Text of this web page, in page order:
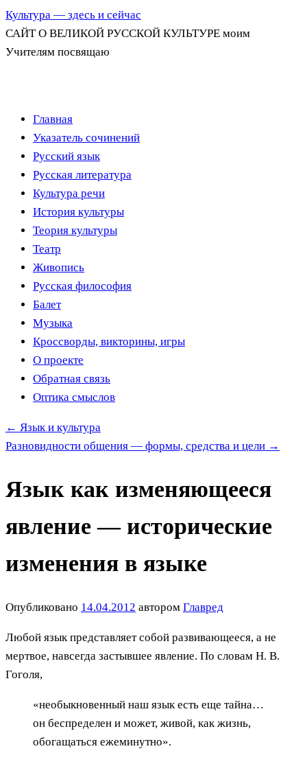
Культура — здесь и сейчас
САЙТ О ВЕЛИКОЙ РУССКОЙ КУЛЬТУРЕ моим
Учителям посвящаю
Перейти
содержимому
Главная
Указатель сочинений
Русский язык
Русская литература
Культура речи
История культуры
Теория культуры
Театр
Живопись
Русская философия
Балет
Музыка
Кроссворды, викторины, игры
О проекте
Обратная связь
Оптика смыслов
← Язык и культура
Разновидности общения — формы, средства и цели →
Язык как изменяющееся
явление — исторические
изменения в языке
Опубликовано 14.04.2012 автором Главред
Любой язык представляет собой развивающееся, а не
мертвое, навсегда застывшее явление. По словам Н. В.
Гоголя,
«необыкновенный наш язык есть еще тайна…
он беспределен и может, живой, как жизнь,
обогащаться ежеминутно».